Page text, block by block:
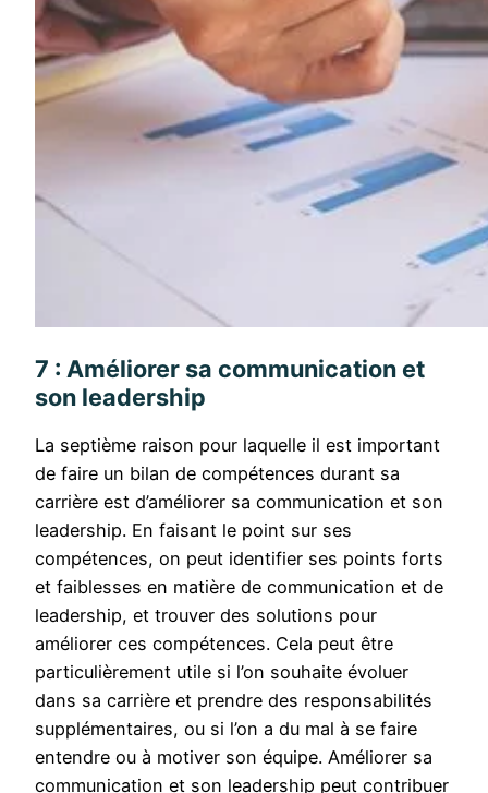
7 : Améliorer sa communication et
son leadership
La septième raison pour laquelle il est important
de faire un bilan de compétences durant sa
carrière est d’améliorer sa communication et son
leadership. En faisant le point sur ses
compétences, on peut identifier ses points forts
et faiblesses en matière de communication et de
leadership, et trouver des solutions pour
améliorer ces compétences. Cela peut être
particulièrement utile si l’on souhaite évoluer
dans sa carrière et prendre des responsabilités
supplémentaires, ou si l’on a du mal à se faire
entendre ou à motiver son équipe. Améliorer sa
communication et son leadership peut contribuer